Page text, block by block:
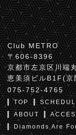
Club METRO
〒606-8396
京都市左京区川端
恵美須ビルB1F(
075-752-4765
TOP
ABOUT
Diamonds Are